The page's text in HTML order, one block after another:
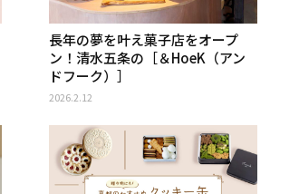
長年の夢を叶え菓子店をオープ
ン！清水五条の［＆HoeK（アン
ドフーク）］
2026.2.12